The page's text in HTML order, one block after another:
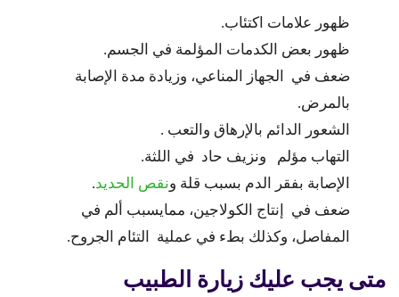
ظهور علامات اكتئاب.
ظهور بعض الكدمات المؤلمة في الجسم.
ضعف في الجهاز المناعي، وزيادة مدة الإصابة
بالمرض.
الشعور الدائم بالإرهاق والتعب .
التهاب مؤلم ونزيف حاد في اللثة.
الإصابة بفقر الدم بسبب قلة ونقص الحديد.
ضعف في إنتاج الكولاجين، ممايسبب ألم في
المفاصل، وكذلك بطء في عملية التئام الجروح.
متى يجب عليك زيارة الطبيب